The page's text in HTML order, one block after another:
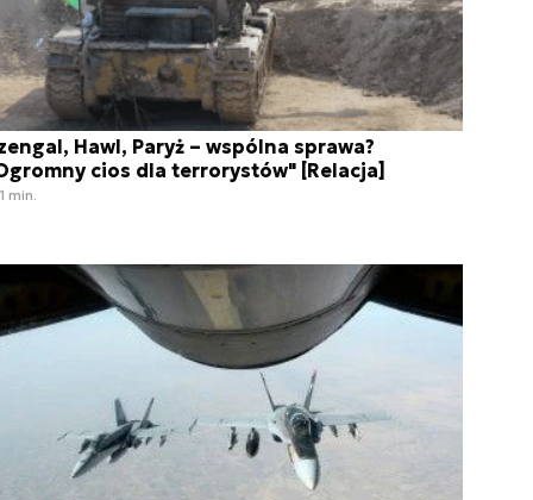
Hawl, Paryż – wspólna sprawa?
cios dla terrorystów" [Relacja]
1 min.